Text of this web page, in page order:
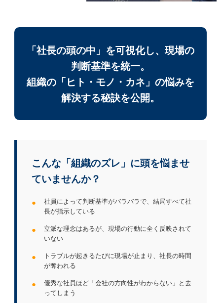
「社長の頭の中」を可視化し、現場の
判断基準を統一。
組織の「ヒト・モノ・カネ」の悩みを
解決する秘訣を公開。
こんな「組織のズレ」に頭を悩ませ
ていませんか？
●
社員によって判断基準がバラバラで、結局すべて社
長が指示している
●
立派な理念はあるが、現場の行動に全く反映されて
いない
●
トラブルが起きるたびに現場が止まり、社長の時間
が奪われる
●
優秀な社員ほど「会社の方向性がわからない」と去
ってしまう